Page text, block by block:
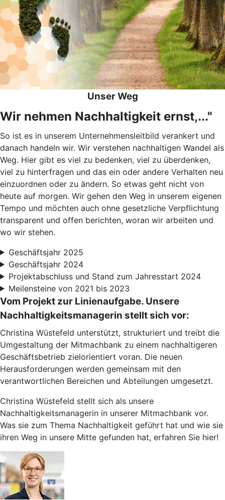
Unser Weg
Wir nehmen Nachhaltigkeit ernst,..."
So ist es in unserem Unternehmensleitbild verankert und
danach handeln wir. Wir verstehen nachhaltigen Wandel als
Weg. Hier gibt es viel zu bedenken, viel zu überdenken,
viel zu hinterfragen und das ein oder andere Verhalten neu
einzuordnen oder zu ändern. So etwas geht nicht von
heute auf morgen. Wir gehen den Weg in unserem eigenen
Tempo und möchten auch ohne gesetzliche Verpflichtung
transparent und offen berichten, woran wir arbeiten und
wo wir stehen.
Geschäftsjahr 2025
Geschäftsjahr 2024
Projektabschluss und Stand zum Jahresstart 2024
Meilensteine von 2021 bis 2023
Vom Projekt zur Linienaufgabe. Unsere
Nachhaltigkeitsmanagerin stellt sich vor:
Christina Wüstefeld unterstützt, strukturiert und treibt die
Umgestaltung der Mitmachbank zu einem nachhaltigeren
Geschäftsbetrieb zielorientiert voran. Die neuen
Herausforderungen werden gemeinsam mit den
verantwortlichen Bereichen und Abteilungen umgesetzt.
Christina Wüstefeld stellt sich als unsere
Nachhaltigkeitsmanagerin in unserer Mitmachbank vor.
Was sie zum Thema Nachhaltigkeit geführt hat und wie sie
ihren Weg in unsere Mitte gefunden hat, erfahren Sie hier!